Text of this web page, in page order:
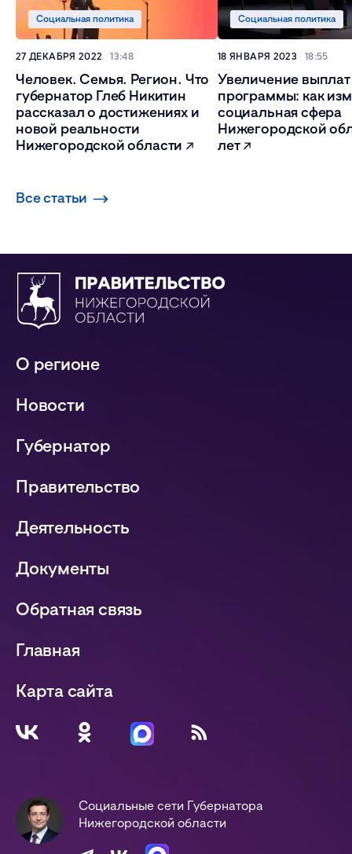
Человек. Семья. Регион. Что
губернатор Глеб Никитин
рассказал о достижениях и
новой реальности
Нижегородской области
Социальная политика
27 ДЕКАБРЯ 2022 13:48
Увеличение
программы: как
социальная сфера
Нижегородской
лет
Социальная политика
18 ЯНВАРЯ 2023 18:55
Все статьи
О регионе
Новости
Губернатор
Правительство
Деятельность
Документы
Обратная связь
Главная
Карта сайта
Социальные сети Губернатора
Нижегородской области